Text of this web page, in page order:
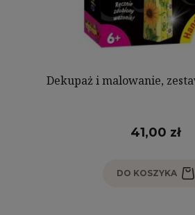
Dekupaż i malowanie,
41,00 zł
DO KOSZYKA